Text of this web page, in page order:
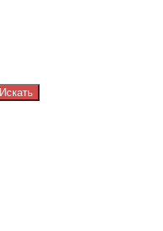
Искать